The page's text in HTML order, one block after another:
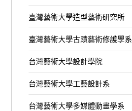
臺灣藝術大學造型藝術研究所
臺灣藝術大學古蹟藝術修護學系
台灣藝術大學設計學院
台灣藝術大學工藝設計系
台灣藝術大學多媒體動畫學系